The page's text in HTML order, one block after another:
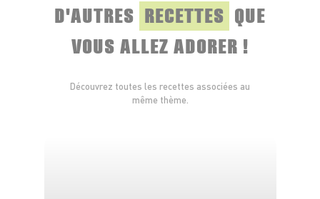
D'AUTRES RECETTES QUE
VOUS ALLEZ ADORER !
Découvrez toutes les recettes associées au
même thème.